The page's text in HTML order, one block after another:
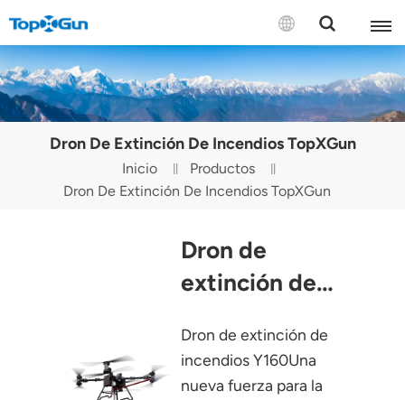
CONTÁCTENOS
English
Español
Русский
Português(Brasil)
Tiếng Việt
Dron De Extinción De Incendios TopXGun
Inicio
Productos
Dron De Extinción De Incendios TopXGun
Dron de
extinción de
Dron de extinción de
incendios Y160Una
nueva fuerza para la